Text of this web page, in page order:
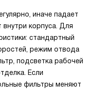
иначе падает
корпуса. Для
стандартный
режим отвода
подсветка рабочей
Если
фильтры меняют